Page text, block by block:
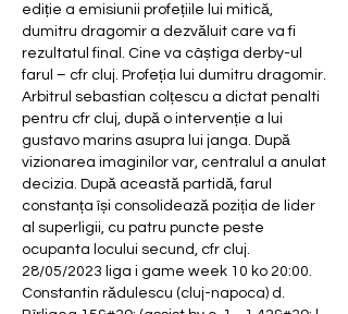
ediție a emisiunii profețiile lui mitică,
dumitru dragomir a dezvăluit care va fi
rezultatul final. Cine va câștiga derby-ul
farul – cfr cluj. Profeția lui dumitru dragomir.
Arbitrul sebastian colțescu a dictat penalti
pentru cfr cluj, după o intervenție a lui
gustavo marins asupra lui janga. După
vizionarea imaginilor var, centralul a anulat
decizia. După această partidă, farul
constanța își consolidează poziția de lider
al superligii, cu patru puncte peste
ocupanta locului secund, cfr cluj.
28/05/2023 liga i game week 10 ko 20:00.
Constantin rădulescu (cluj-napoca) d.